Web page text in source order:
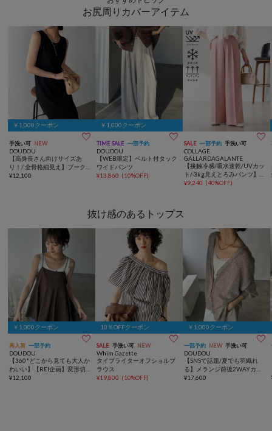
お尻周りカバーアイテム
￥1,000クーポン
手洗い可 NEW 
DOUDOU
【高身長さん向けサイズあ
り！/ 全骨格細見え】ブーク
レーダンボールタンクワンピ
¥12,100
￥1,000クーポン
TIME SALE 一部予約 
DOUDOU
【WEB限定】ベルト付タック
ワイドパンツ
¥13,860 (10%OFF)
SALE 一部予約 手洗い可 
COLLAGE
GALLARDAGALANTE
【接触冷感/吸水速乾/UVカッ
ト/-3kg見えとろみパンツ】
《8色６サイズ》ジャージワ
¥9,240 (40%OFF)
抜け感のあるトップス
￥1,000クーポン
再入荷 一部予約 
DOUDOU
【360°どこから見ても大人か
わいい】【REI企画】変形切
替フレアキャミ
¥12,100
10％OFFクーポン
SALE 手洗い可 NEW 
Whim Gazette
タイプライターオフショルブ
ラウス
¥19,800 (10%OFF)
￥1,000クーポン
一部予約 NEW 手洗い可 
DOUDOU
【SNSで話題/夏でも羽織れ
る】メランジ前後2WAYカー
ディガン
¥17,600